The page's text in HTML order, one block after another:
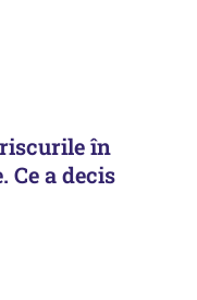
în
Ce a decis